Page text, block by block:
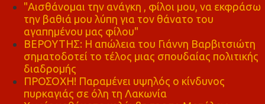
"Αισθάνομαι την ανάγκη , φίλοι μου, να εκφράσω
την βαθιά μου λύπη για τον θάνατο του
αγαπημένου μας φίλου"
ΒΕΡΟΥΤΗΣ: Η απώλεια του Γιάννη Βαρβιτσιώτη
σηματοδοτεί το τέλος μιας σπουδαίας πολιτικής
διαδρομής
ΠΡΟΣΟΧΗ! Παραμένει υψηλός ο κίνδυνος
πυρκαγιάς σε όλη τη Λακωνία